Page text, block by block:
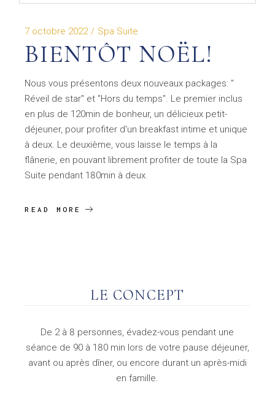
7 octobre 2022 Spa Suite
BIENTÔT NOËL!
Nous vous présentons deux nouveaux packages: "
Réveil de star" et "Hors du temps". Le premier inclus
en plus de 120min de bonheur, un délicieux petit-
déjeuner, pour profiter d'un breakfast intime et unique
à deux. Le deuxième, vous laisse le temps à la
flânerie, en pouvant librement profiter de toute la Spa
Suite pendant 180min à deux.
READ MORE
LE CONCEPT
De 2 à 8 personnes, évadez-vous pendant une
séance de 90 à 180 min lors de votre pause déjeuner,
avant ou après dîner, ou encore durant un après-midi
en famille.